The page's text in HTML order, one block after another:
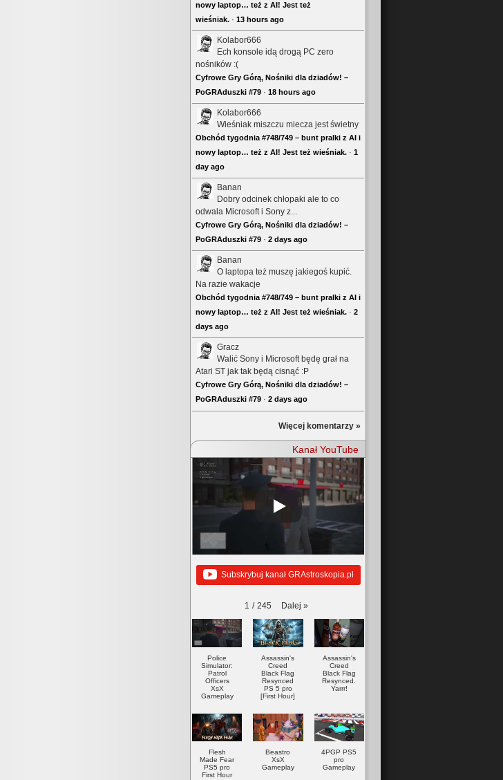
nowy laptop… też z AI! Jest też
wieśniak. · 13 hours ago
Kolabor666
Ech konsole idą drogą PC zero
nośników :(
Cyfrowe Gry Górą, Nośniki dla dziadów! –
PoGRAduszki #79 · 18 hours ago
Kolabor666
Wieśniak miszczu miecza jest świetny
Obchód tygodnia #748/749 – bunt pralki z AI i
nowy laptop… też z AI! Jest też wieśniak. · 1
day ago
Banan
Dobry odcinek chłopaki ale to co
odwala Microsoft i Sony z...
Cyfrowe Gry Górą, Nośniki dla dziadów! –
PoGRAduszki #79 · 2 days ago
Banan
O laptopa też muszę jakiegoś kupić.
Na razie wakacje
Obchód tygodnia #748/749 – bunt pralki z AI i
nowy laptop… też z AI! Jest też wieśniak. · 2
days ago
Gracz
Walić Sony i Microsoft będę grał na
Atari ST jak tak będą cisnąć :P
Cyfrowe Gry Górą, Nośniki dla dziadów! –
PoGRAduszki #79 · 2 days ago
Więcej komentarzy »
Kanał YouTube
Subskrybuj kanał GRAstroskopia.pl
1 / 245 Dalej »
Police
Simulator:
Patrol
Officers
XsX
Gameplay
Assassin's
Creed
Black Flag
Resynced
PS 5 pro
[First Hour]
Assassin's
Creed
Black Flag
Resynced.
Yarrr!
Flesh
Made Fear
PS5 pro
First Hour
Beastro
XsX
Gameplay
4PGP PS5
pro
Gameplay